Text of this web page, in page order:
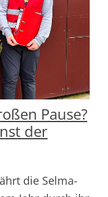
Pause?
der
die Selma-